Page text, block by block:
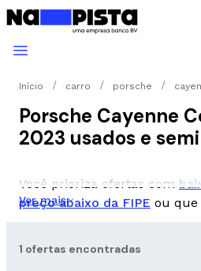
Início carro porsche
Porsche Cayenne
2023 usados e
Você prioriza ofertas com
preço abaixo da FIPE ou que
Ver mais
1 ofertas encontradas